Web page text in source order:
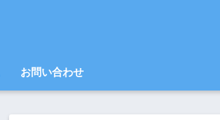
お問い合わせ